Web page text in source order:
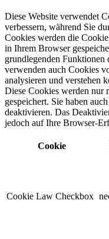
Diese Website verwendet
verbessern, während Sie
Cookies werden die
in Ihrem Browser
grundlegenden Funktionen
verwenden auch Cookies
analysieren und verstehen
Diese Cookies werden nur
gespeichert. Sie haben
deaktivieren. Das
jedoch auf Ihre Browser-
Cookie
Cookie Law Checkbox